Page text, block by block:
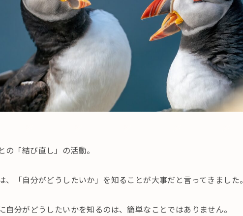
「結び直し」の活動。
、「自分がどうしたいか」を知ることが大事だと言ってきました。
自分がどうしたいかを知るのは、簡単なことではありません。